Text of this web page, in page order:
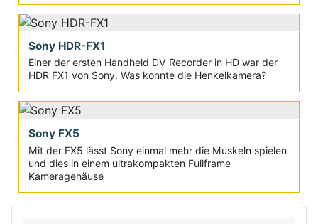
Sony HDR-FX1
Einer der ersten Handheld DV Recorder in HD war der
HDR FX1 von Sony. Was konnte die Henkelkamera?
Sony FX5
Mit der FX5 lässt Sony einmal mehr die Muskeln spielen
und dies in einem ultrakompakten Fullframe
Kameragehäuse